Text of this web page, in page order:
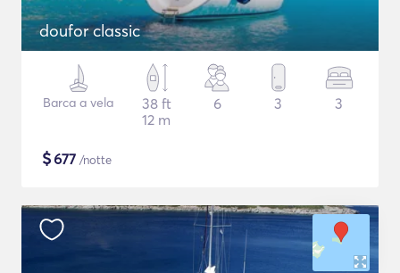
doufor classic
Barca a vela
38 ft
12 m
6 3 3
$677 /notte